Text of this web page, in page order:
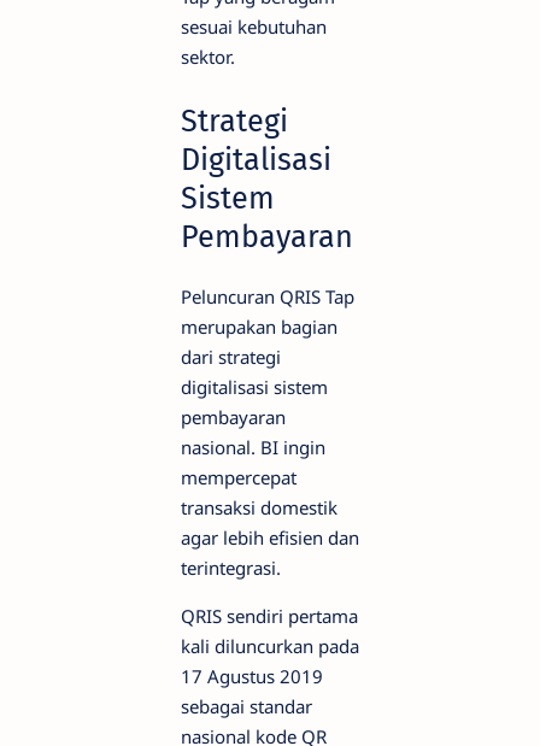
sesuai kebutuhan
sektor.
Strategi
Digitalisasi
Sistem
Pembayaran
Peluncuran QRIS Tap
merupakan bagian
dari strategi
digitalisasi sistem
pembayaran
nasional. BI ingin
mempercepat
transaksi domestik
agar lebih efisien dan
terintegrasi.
QRIS sendiri pertama
kali diluncurkan pada
17 Agustus 2019
sebagai standar
nasional kode QR